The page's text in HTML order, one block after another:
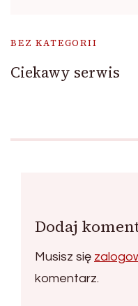
BEZ KATEGORII
Ciekawy serwis
Dodaj
Musisz się
komentarz.